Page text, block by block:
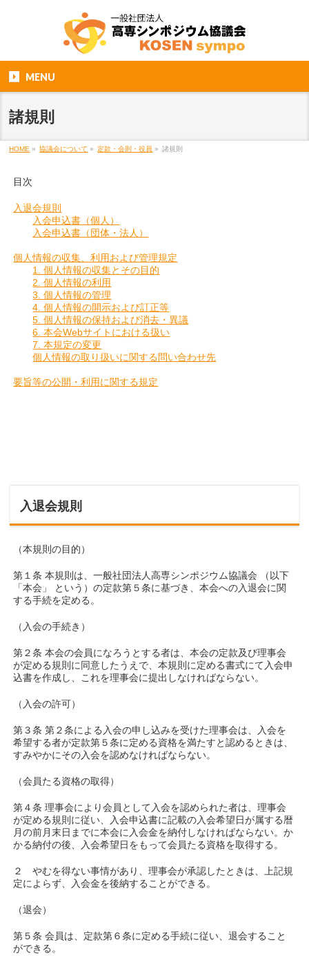
MENU
諸規則
HOME » 協議会について » 定款・会則・役員 » 諸規則
​​目次
入退会規則
入会申込書（個人）
入会申込書（団体・法人）
個人情報の収集、利用および管理規定
1. 個人情報の収集とその目的
2. 個人情報の利用
3. 個人情報の管理
4. 個人情報の開示および訂正等
5. 個人情報の保持および消去・異議
6. 本会Webサイトにおける扱い
7. 本規定の変更
個人情報の取り扱いに関する問い合わせ先
要旨等の公開・利用に関する規定
入退会規則
（本規則の目的）
第１条 本規則は、一般社団法人高専シンポジウム協議会 （以下
「本会」 という）の定款第５条に基づき、本会への入退会に関
する手続を定める。
（入会の手続き）
第２条 本会の会員になろうとする者は、本会の定款及び理事会
が定める規則に同意したうえで、本規則に定める書式にて入会申
込書を作成し、これを理事会に提出しなければならない。
（入会の許可）
第３条 第２条による入会の申し込みを受けた理事会は、入会を
希望する者が定款第５条に定める資格を満たすと認めるときは、
すみやかにその入会を認めなければならない。
（会員たる資格の取得）
第４条 理事会により会員として入会を認められた者は、理事会
が定める規則に従い、入会申込書に記載の入会希望日が属する暦
月の前月末日までに本会に入会金を納付しなければならない。か
かる納付の後、入会希望日をもって会員たる資格を取得する。
２ やむを得ない事情があり、理事会が承認したときは、上記規
定によらず、入会金を後納することができる。
（退会）
第５条 会員は、定款第６条に定める手続に従い、退会すること
ができる。